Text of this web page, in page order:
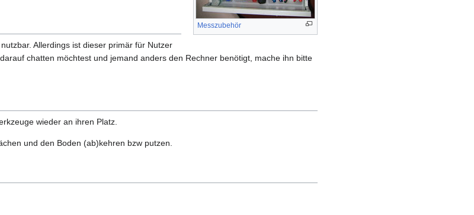
Messzubehör
Allerdings ist dieser primär für Nutzer
chatten möchtest und jemand anders den Rechner benötigt, mache ihn bitte
wieder an ihren Platz.
und den Boden (ab)kehren bzw putzen.